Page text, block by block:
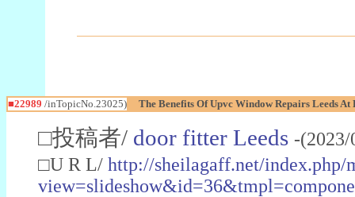
■22989 /inTopicNo.23025) The Benefits Of Upvc Window Repairs Leeds
□投稿者/ door fitter Leeds -
□U R L/ http://sheilagaff.net/index.php/